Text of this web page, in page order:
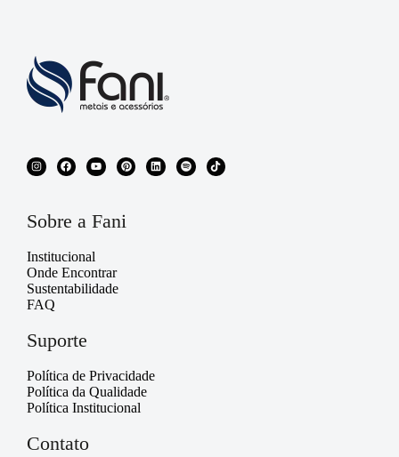
Sobre a Fani
Institucional
Onde Encontrar
Sustentabilidade
FAQ
Suporte
Política de Privacidade
Política da Qualidade
Política Institucional
Contato